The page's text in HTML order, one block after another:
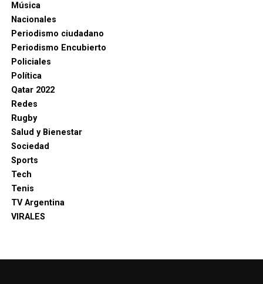
Música
Nacionales
Periodismo ciudadano
Periodismo Encubierto
Policiales
Política
Qatar 2022
Redes
Rugby
Salud y Bienestar
Sociedad
Sports
Tech
Tenis
TV Argentina
VIRALES